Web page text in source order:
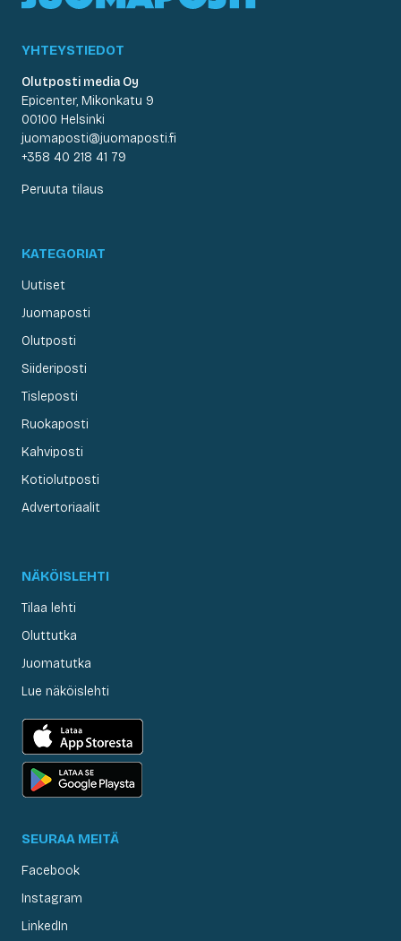
YHTEYSTIEDOT
Olutposti media Oy
Epicenter, Mikonkatu 9
00100 Helsinki
juomaposti@juomaposti.fi
+358 40 218 41 79
Peruuta tilaus
KATEGORIAT
Uutiset
Juomaposti
Olutposti
Siideriposti
Tisleposti
Ruokaposti
Kahviposti
Kotiolutposti
Advertoriaalit
NÄKÖISLEHTI
Tilaa lehti
Oluttutka
Juomatutka
Lue näköislehti
SEURAA MEITÄ
Facebook
Instagram
LinkedIn